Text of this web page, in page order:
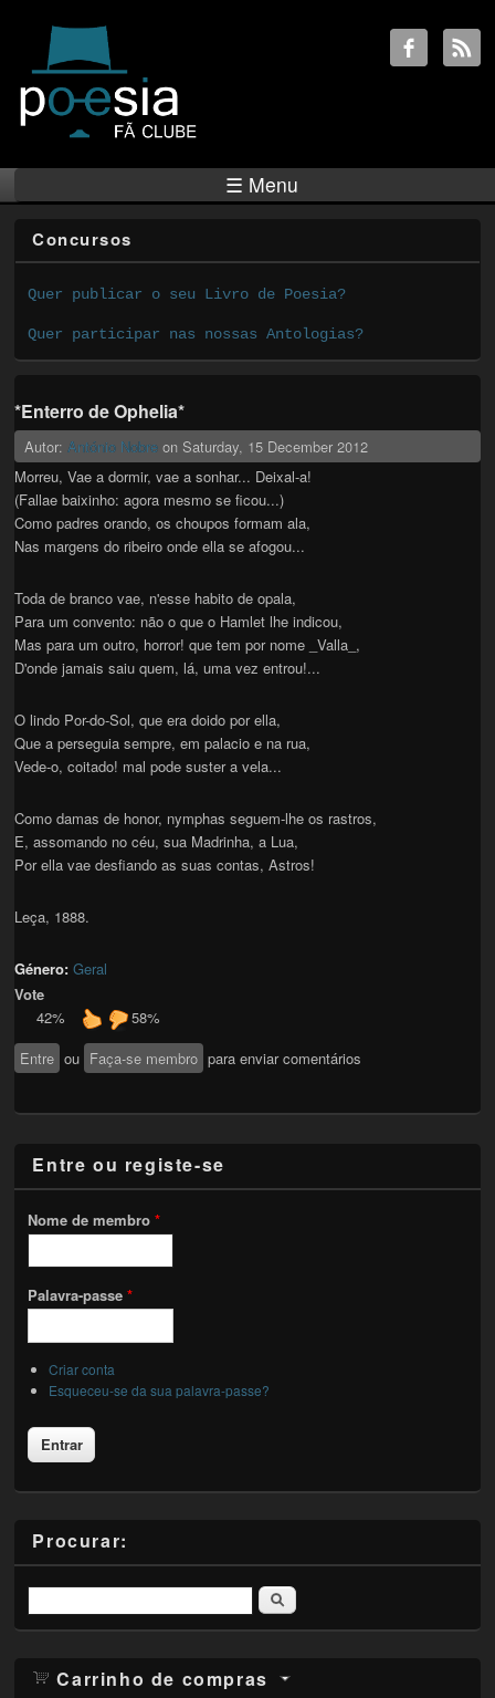
☰ Menu
Concursos
Quer publicar o seu Livro de Poesia?
Quer participar nas nossas Antologias?
*Enterro de Ophelia*
Autor:António Nobre on Saturday, 15 December 2012
Morreu, Vae a dormir, vae a sonhar... Deixal-a!
(Fallae baixinho: agora mesmo se ficou...)
Como padres orando, os choupos formam ala,
Nas margens do ribeiro onde ella se afogou...
Toda de branco vae, n'esse habito de opala,
Para um convento: não o que o Hamlet lhe indicou,
Mas para um outro, horror! que tem por nome _Valla_,
D'onde jamais saiu quem, lá, uma vez entrou!...
O lindo Por-do-Sol, que era doido por ella,
Que a perseguia sempre, em palacio e na rua,
Vede-o, coitado! mal pode suster a vela...
Como damas de honor, nymphas seguem-lhe os rastros,
E, assomando no céu, sua Madrinha, a Lua,
Por ella vae desfiando as suas contas, Astros!
Leça, 1888.
Género:Geral
Vote
42%
58%
Entre ou Faça-se membro para enviar comentários
Entre ou registe-se
Nome de membro*
Palavra-passe*
Criar conta
Esqueceu-se da sua palavra-passe?
Procurar:
Pesquisar
Carrinho de compras